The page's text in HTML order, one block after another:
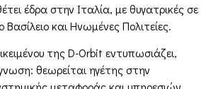
έδρα στην Ιταλία, με θυγατρικές σε
και Ηνωμένες Πολιτείες.
της D-Orbit εντυπωσιάζει,
θεωρείται ηγέτης στην